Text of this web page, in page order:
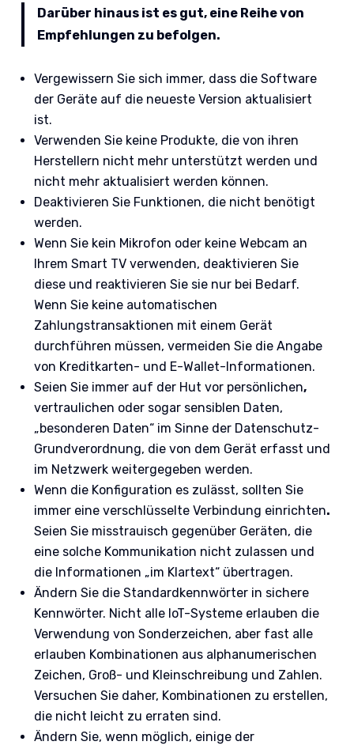
Darüber hinaus ist es gut, eine Reihe von
Empfehlungen zu befolgen.
Vergewissern Sie sich immer, dass die Software
der Geräte auf die neueste Version aktualisiert
ist.
Verwenden Sie keine Produkte, die von ihren
Herstellern nicht mehr unterstützt werden und
nicht mehr aktualisiert werden können.
Deaktivieren Sie Funktionen, die nicht benötigt
werden.
Wenn Sie kein Mikrofon oder keine Webcam an
Ihrem Smart TV verwenden, deaktivieren Sie
diese und reaktivieren Sie sie nur bei Bedarf.
Wenn Sie keine automatischen
Zahlungstransaktionen mit einem Gerät
durchführen müssen, vermeiden Sie die Angabe
von Kreditkarten- und E-Wallet-Informationen.
Seien Sie immer auf der Hut vor persönlichen,
vertraulichen oder sogar sensiblen Daten,
„besonderen Daten“ im Sinne der Datenschutz-
Grundverordnung, die von dem Gerät erfasst und
im Netzwerk weitergegeben werden.
Wenn die Konfiguration es zulässt, sollten Sie
immer eine verschlüsselte Verbindung einrichten.
Seien Sie misstrauisch gegenüber Geräten, die
eine solche Kommunikation nicht zulassen und
die Informationen „im Klartext“ übertragen.
Ändern Sie die Standardkennwörter in sichere
Kennwörter. Nicht alle IoT-Systeme erlauben die
Verwendung von Sonderzeichen, aber fast alle
erlauben Kombinationen aus alphanumerischen
Zeichen, Groß- und Kleinschreibung und Zahlen.
Versuchen Sie daher, Kombinationen zu erstellen,
die nicht leicht zu erraten sind.
Ändern Sie, wenn möglich, einige der